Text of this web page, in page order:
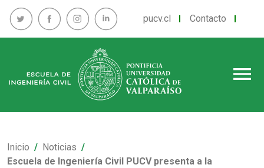
pucv.cl Contacto
menu
Inicio
Noticias
Escuela de Ingeniería Civil PUCV presenta a la